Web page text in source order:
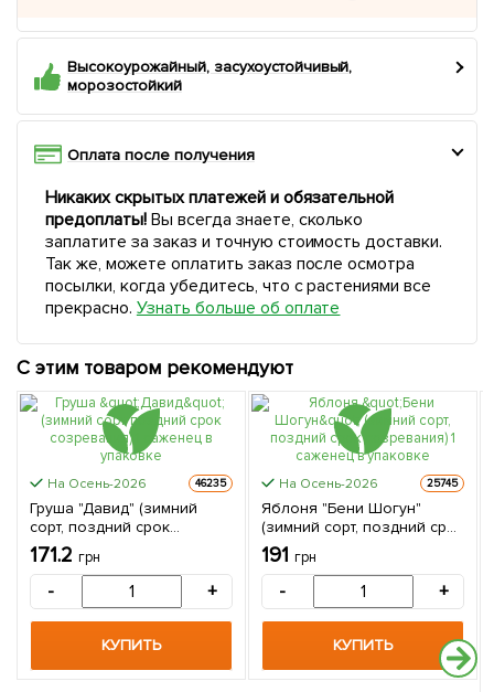
Высокоурожайный, засухоустойчивый,
морозостойкий
Оплата после получения
Никаких скрытых платежей и обязательной
предоплаты!Вы всегда знаете, сколько
заплатите за заказ и точную стоимость доставки.
Так же, можете оплатить заказ после осмотра
посылки, когда убедитесь, что с растениями все
прекрасно. Узнать больше об оплате
С этим товаром рекомендуют
На Осень-2026 46235
Груша "Давид" (зимний
сорт, поздний срок
созревания) 1 саженец в
упаковке
171.2 грн
- +
КУПИТЬ
На Осень-2026 25745
Яблоня "Бени Шогун"
(зимний сорт, поздний срок
созревания) 1 саженец в
упаковке
191 грн
- +
КУПИТЬ